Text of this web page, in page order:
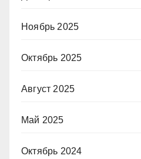
Ноябрь 2025
Октябрь 2025
Август 2025
Май 2025
Октябрь 2024